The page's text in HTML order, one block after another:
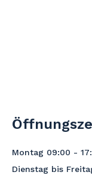
Montag 09:00 -
Dienstag bis